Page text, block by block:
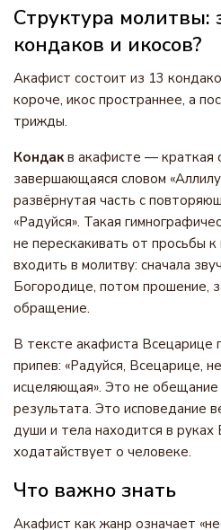
Структура
кондаков и икосов?
Акафист состоит из 13
короче, икос пространнее, а
трижды.
Кондакв акафисте — краткая
завершающаяся словом
развёрнутая часть с
«Радуйся». Такая
не перескакивать от просьбы
входить в молитву: сначала
Богородице, потом прошение,
обращение.
В тексте акафиста Всецарице
припев: «Радуйся, Всецарице,
исцеляющая». Это не обещание
результата. Это исповедание
души и тела находится в
ходатайствует о человеке.
Что важно знать
Акафист как жанр означает